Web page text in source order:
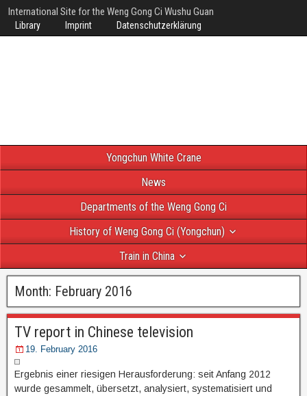
International Site for the Weng Gong Ci Wushu Guan
Library Imprint Datenschutzerklärung
Yongchun White Crane
News
Departments of the Weng Gong Ci
History of Weng Gong Ci (Yongchun)
Train in China
Month: February 2016
TV report in Chinese television
19. February 2016
Ergebnis einer riesigen Herausforderung: seit Anfang 2012
wurde gesammelt, übersetzt, analysiert, systematisiert und